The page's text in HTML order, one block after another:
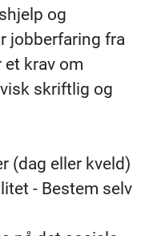
og
jobberfaring fra
et krav om
skriftlig og
(dag eller kveld)
- Bestem selv